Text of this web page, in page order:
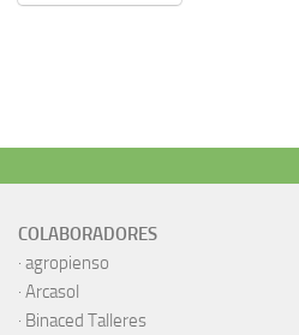
COLABORADORES
· agropienso
· Arcasol
· Binaced Talleres